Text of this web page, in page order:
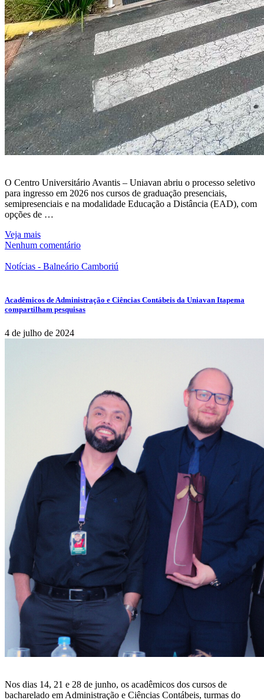
O Centro Universitário Avantis – Uniavan abriu o processo seletivo
para ingresso em 2026 nos cursos de graduação presenciais,
semipresenciais e na modalidade Educação a Distância (EAD), com
opções de …
Veja mais
Nenhum comentário
Notícias - Balneário Camboriú
Acadêmicos de Administração e Ciências Contábeis da Uniavan Itapema
compartilham pesquisas
4 de julho de 2024
Nos dias 14, 21 e 28 de junho, os acadêmicos dos cursos de
bacharelado em Administração e Ciências Contábeis, turmas do